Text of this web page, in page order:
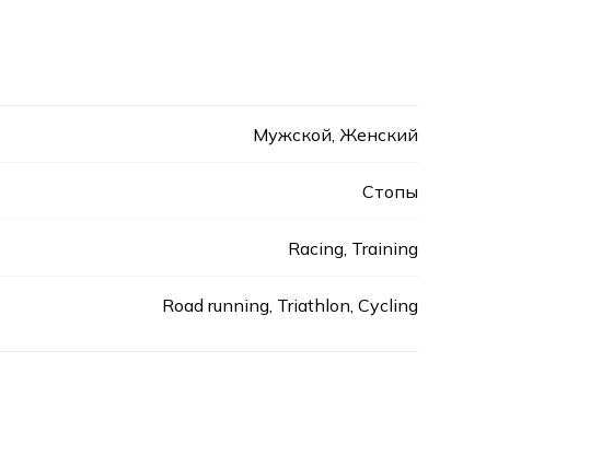
Мужской, Женский
Стопы
Racing, Training
Road running, Triathlon, Cycling